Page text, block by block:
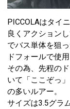
PICCOLAはタイ
良くアクション
でバス単体を狙
ドフォールで使
その為、先程の
いて「ここぞっ
の多いルアー。
サイズは3.5グラ